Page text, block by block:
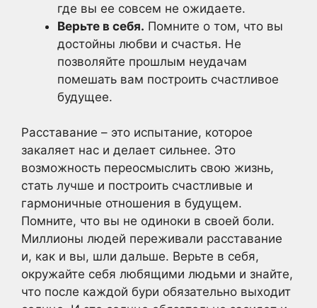
где вы ее совсем не ожидаете.
Верьте в себя. Помните о том, что вы
достойны любви и счастья. Не
позволяйте прошлым неудачам
помешать вам построить счастливое
будущее.
Расставание – это испытание, которое
закаляет нас и делает сильнее. Это
возможность переосмыслить свою жизнь,
стать лучше и построить счастливые и
гармоничные отношения в будущем.
Помните, что вы не одиноки в своей боли.
Миллионы людей переживали расставание
и, как и вы, шли дальше. Верьте в себя,
окружайте себя любящими людьми и знайте,
что после каждой бури обязательно выходит